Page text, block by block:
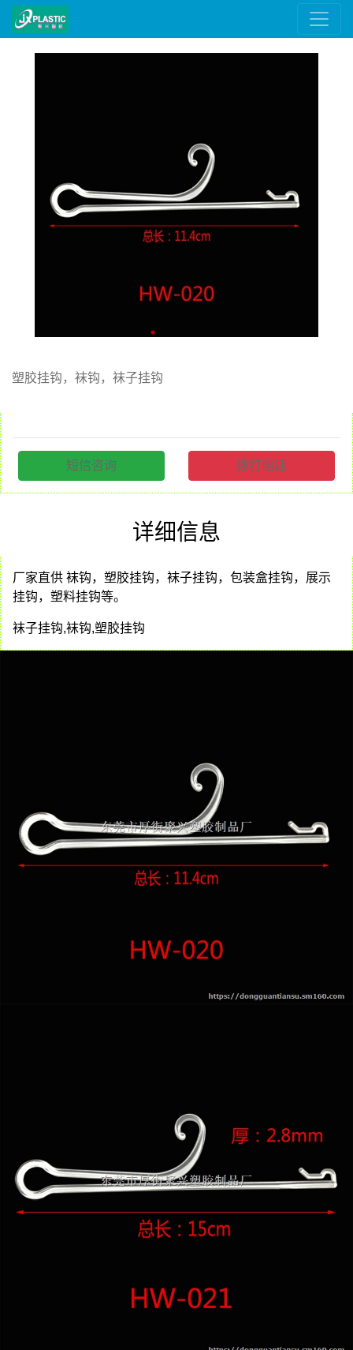
塑胶挂钩，袜钩，袜子挂钩
短信咨询 拨打电话
详细信息
厂家直供 袜钩，塑胶挂钩，袜子挂钩，包装盒挂钩，展示
挂钩，塑料挂钩等。
袜子挂钩,袜钩,塑胶挂钩